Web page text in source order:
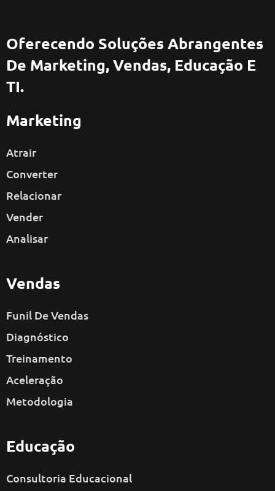
Oferecendo Soluções Abrangentes
De Marketing, Vendas, Educação E
TI.
Marketing
Atrair
Converter
Relacionar
Vender
Analisar
Vendas
Funil De Vendas
Diagnóstico
Treinamento
Aceleração
Metodologia
Educação
Consultoria Educacional